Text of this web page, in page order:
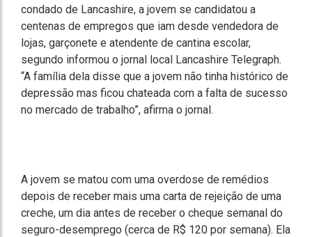
condado de Lancashire, a jovem se candidatou a
centenas de empregos que iam desde vendedora de
lojas, garçonete e atendente de cantina escolar,
segundo informou o jornal local Lancashire Telegraph.
“A família dela disse que a jovem não tinha histórico de
depressão mas ficou chateada com a falta de sucesso
no mercado de trabalho”, afirma o jornal.
A jovem se matou com uma overdose de remédios
depois de receber mais uma carta de rejeição de uma
creche, um dia antes de receber o cheque semanal do
seguro-desemprego (cerca de R$ 120 por semana). Ela